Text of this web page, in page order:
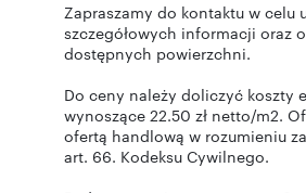
Zapraszamy do kontaktu w celu
szczegółowych informacji oraz
dostępnych powierzchni.
Do ceny należy doliczyć koszty
wynoszące 22.50 zł netto/m2.
ofertą handlową w rozumieniu
art. 66. Kodeksu Cywilnego.